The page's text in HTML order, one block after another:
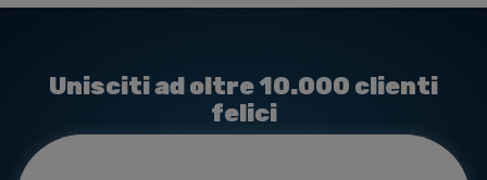
Unisciti ad oltre 10.000 clienti
felici